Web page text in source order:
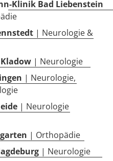
Klinik Bad Liebenstein
| Neurologie &
| Neurologie
| Neurologie,
| Neurologie
| Orthopädie
| Neurologie